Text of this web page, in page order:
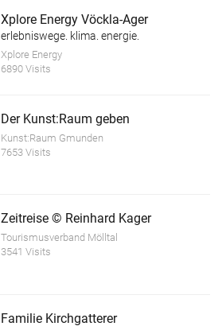
Xplore Energy Vöckla-Ager
erlebniswege. klima. energie.
Xplore Energy
6890 Visits
Der Kunst:Raum geben
Kunst:Raum Gmunden
7653 Visits
Zeitreise © Reinhard Kager
Tourismusverband Mölltal
3541 Visits
Familie Kirchgatterer